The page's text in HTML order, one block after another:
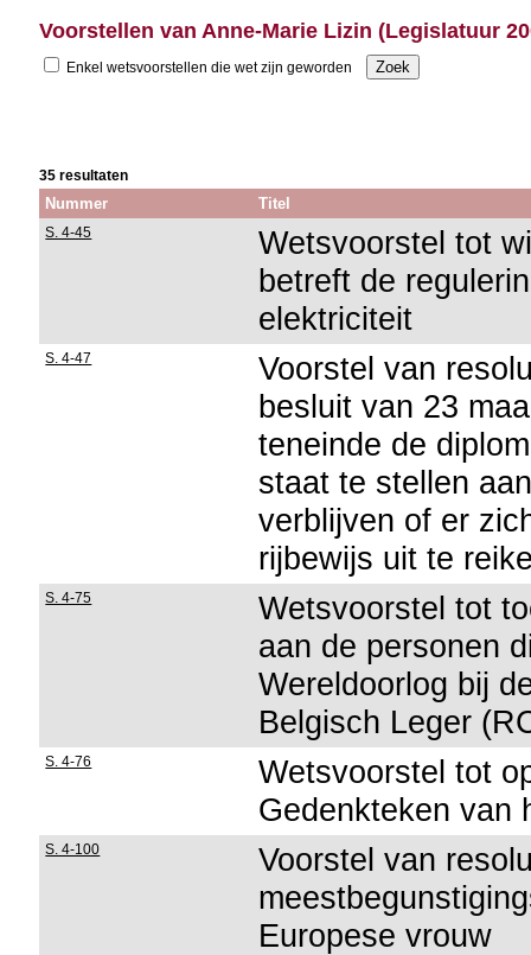
Voorstellen van Anne-Marie Lizin (Legislatuur
Enkel wetsvoorstellen die wet zijn geworden
35 resultaten
Nummer Titel
S. 4-45
Wetsvoorstel tot
betreft de
elektriciteit
S. 4-47
Voorstel van
besluit van 23
teneinde de
staat te stellen
verblijven of er
rijbewijs uit te
S. 4-75
Wetsvoorstel tot
aan de personen
Wereldoorlog bij
Belgisch Leger
S. 4-76
Wetsvoorstel tot
Gedenkteken van
S. 4-100
Voorstel van
Europese vrouw